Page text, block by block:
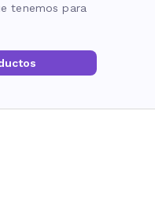
tenemos para